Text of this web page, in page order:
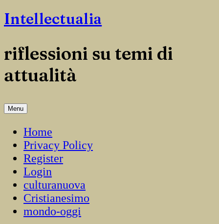
Salta
il
Intellectualia
riflessioni su temi di
attualità
Menu
Home
Privacy Policy
Register
Login
culturanuova
Cristianesimo
mondo-oggi